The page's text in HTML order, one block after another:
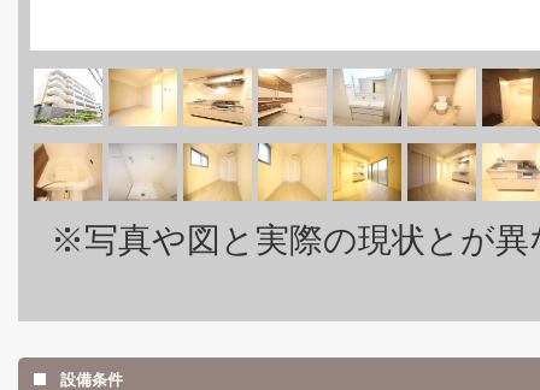
※写真や図と実際の現状とが
設備条件